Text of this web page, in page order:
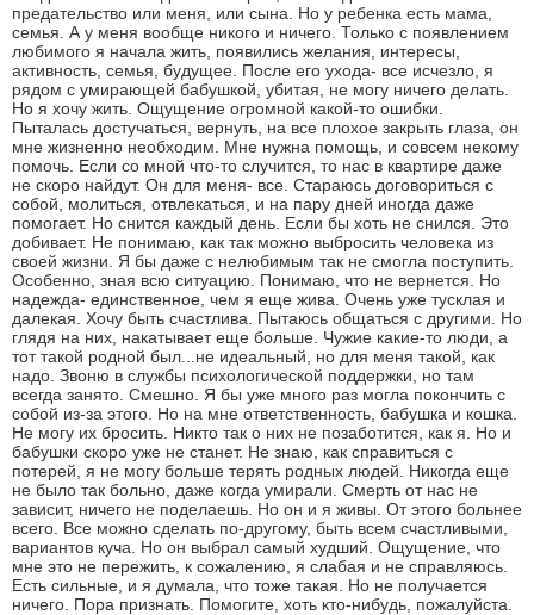
предательство или меня, или сына. Но у ребенка есть мама,
семья. А у меня вообще никого и ничего. Только с появлением
любимого я начала жить, появились желания, интересы,
активность, семья, будущее. После его ухода- все исчезло, я
рядом с умирающей бабушкой, убитая, не могу ничего делать.
Но я хочу жить. Ощущение огромной какой-то ошибки.
Пыталась достучаться, вернуть, на все плохое закрыть глаза, он
мне жизненно необходим. Мне нужна помощь, и совсем некому
помочь. Если со мной что-то случится, то нас в квартире даже
не скоро найдут. Он для меня- все. Стараюсь договориться с
собой, молиться, отвлекаться, и на пару дней иногда даже
помогает. Но снится каждый день. Если бы хоть не снился. Это
добивает. Не понимаю, как так можно выбросить человека из
своей жизни. Я бы даже с нелюбимым так не смогла поступить.
Особенно, зная всю ситуацию. Понимаю, что не вернется. Но
надежда- единственное, чем я еще жива. Очень уже тусклая и
далекая. Хочу быть счастлива. Пытаюсь общаться с другими. Но
глядя на них, накатывает еще больше. Чужие какие-то люди, а
тот такой родной был...не идеальный, но для меня такой, как
надо. Звоню в службы психологической поддержки, но там
всегда занято. Смешно. Я бы уже много раз могла покончить с
собой из-за этого. Но на мне ответственность, бабушка и кошка.
Не могу их бросить. Никто так о них не позаботится, как я. Но и
бабушки скоро уже не станет. Не знаю, как справиться с
потерей, я не могу больше терять родных людей. Никогда еще
не было так больно, даже когда умирали. Смерть от нас не
зависит, ничего не поделаешь. Но он и я живы. От этого больнее
всего. Все можно сделать по-другому, быть всем счастливыми,
вариантов куча. Но он выбрал самый худший. Ощущение, что
мне это не пережить, к сожалению, я слабая и не справляюсь.
Есть сильные, и я думала, что тоже такая. Но не получается
ничего. Пора признать. Помогите, хоть кто-нибудь, пожалуйста.